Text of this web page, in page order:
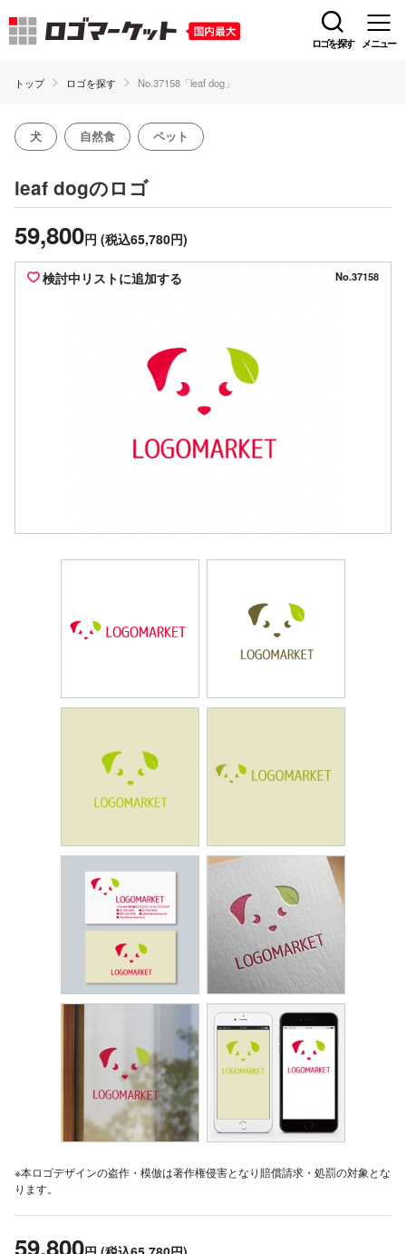
ロゴを探す メニュー
トップ ロゴを探す No.37158「leaf dog」
犬 自然食 ペット
leaf dogのロゴ
59,800円 (税込65,780円)
検討中リストに追加する No.37158
※本ロゴデザインの盗作・模倣は著作権侵害となり賠償請求・処罰の対象とな
ります。
59,800